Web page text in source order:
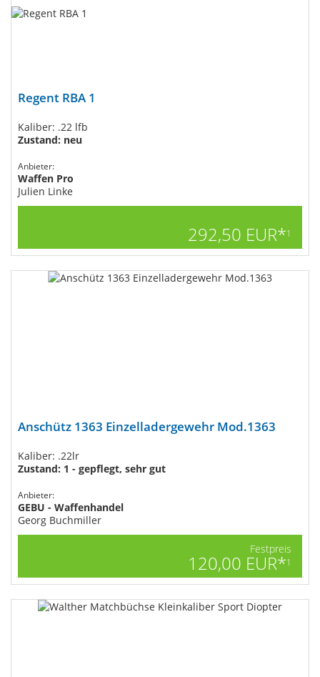
Regent RBA 1
Kaliber: .22 lfb
Zustand: neu
Anbieter:
Waffen Pro
Julien Linke
292,50 EUR*1
Anschütz 1363 Einzelladergewehr Mod.1363
Kaliber: .22lr
Zustand: 1 - gepflegt, sehr gut
Anbieter:
GEBU - Waffenhandel
Georg Buchmiller
Festpreis
120,00 EUR*1